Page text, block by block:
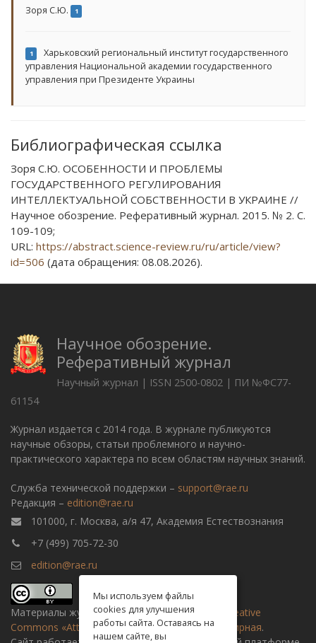
Зоря С.Ю. 1
1
Харьковский региональный институт государственного
управления Национальной академии государственного
управления при Президенте Украины
Библиографическая ссылка
Зоря С.Ю. ОСОБЕННОСТИ И ПРОБЛЕМЫ
ГОСУДАРСТВЕННОГО РЕГУЛИРОВАНИЯ
ИНТЕЛЛЕКТУАЛЬНОЙ СОБСТВЕННОСТИ В УКРАИНЕ //
Научное обозрение. Реферативный журнал. 2015. № 2. С.
109-109;
URL: https://abstract.science-review.ru/ru/article/view?
id=506 (дата обращения: 08.08.2026).
Научное обозрение.
Реферативный журнал
Научный журнал | ISSN 2500-0802 | ПИ №ФС77-
61154
Журнал издается с 2014 года. В журнале публикуются
научные обзоры, статьи проблемного и научно-
практического характера по всем областям научных знаний.
Служба технической поддержки – support@rae.ru
Редакция – edition@rae.ru
101000, г. Москва, а/я 47, Академия Естествознания
+7 (499) 705-72-30
edition@rae.ru
Материалы журнала доступны полицензии Creative
Commons «Attribution» («Атрибуция») 4.0 Всемирная.
Мы используем файлы
cookies для улучшения
работы сайта. Оставаясь на
нашем сайте, вы